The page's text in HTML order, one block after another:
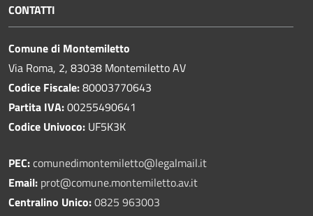
CONTATTI
Comune di Montemiletto
Via Roma, 2, 83038 Montemiletto AV
Codice Fiscale:80003770643
Partita IVA:00255490641
Codice Univoco: UF5K3K
PEC:comunedimontemiletto@legalmail.it
Email: prot@comune.montemiletto.av.it
Centralino Unico:0825 963003